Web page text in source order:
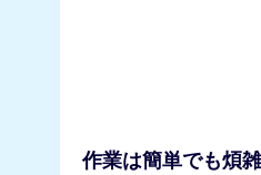
作業は簡単でも煩